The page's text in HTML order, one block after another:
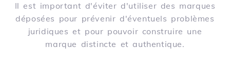
Il est important d'éviter d'utiliser des marques
déposées pour prévenir d'éventuels problèmes
juridiques et pour pouvoir construire une
marque distincte et authentique.